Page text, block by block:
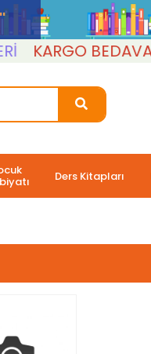
KARGO BEDAVA
Ders Kitapları